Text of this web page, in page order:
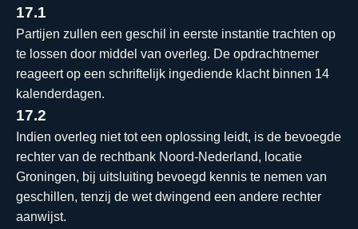
17.1
Partijen zullen een geschil in eerste instantie trachten op
te lossen door middel van overleg. De opdrachtnemer
reageert op een schriftelijk ingediende klacht binnen 14
kalenderdagen.
17.2
Indien overleg niet tot een oplossing leidt, is de bevoegde
rechter van de rechtbank Noord-Nederland, locatie
Groningen, bij uitsluiting bevoegd kennis te nemen van
geschillen, tenzij de wet dwingend een andere rechter
aanwijst.